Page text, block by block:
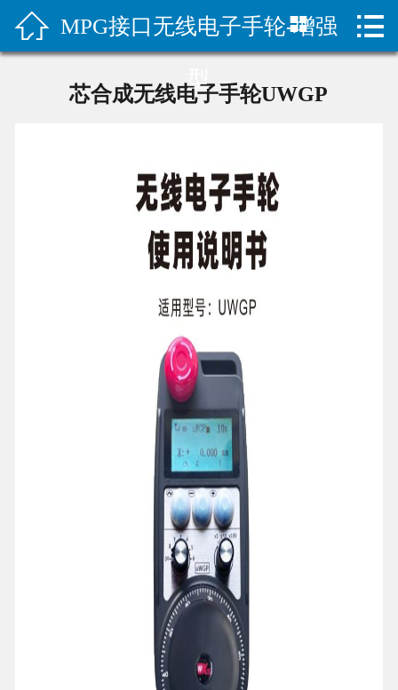
 首页
经典案例
 MPG接口无线电子手轮-增强
型
 
芯合成无线电子手轮UWGP